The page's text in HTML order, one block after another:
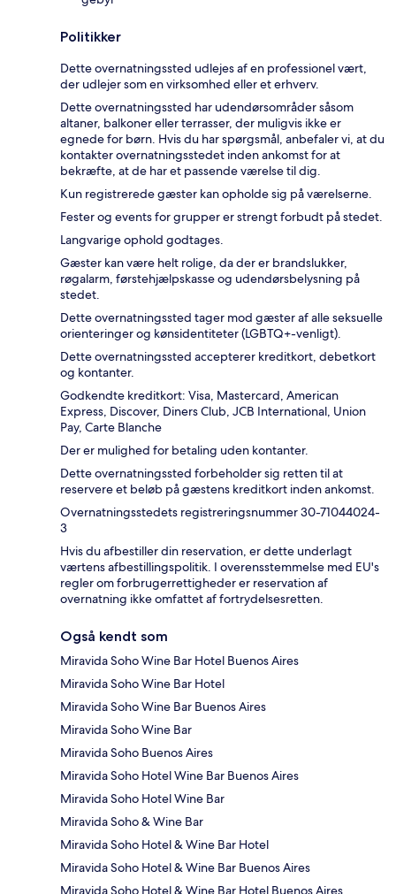
Politikker
Dette overnatningssted udlejes af en professionel vært,
der udlejer som en virksomhed eller et erhverv.
Dette overnatningssted har udendørsområder såsom
altaner, balkoner eller terrasser, der muligvis ikke er
egnede for børn. Hvis du har spørgsmål, anbefaler vi, at du
kontakter overnatningsstedet inden ankomst for at
bekræfte, at de har et passende værelse til dig.
Kun registrerede gæster kan opholde sig på værelserne.
Fester og events for grupper er strengt forbudt på stedet.
Langvarige ophold godtages.
Gæster kan være helt rolige, da der er brandslukker,
røgalarm, førstehjælpskasse og udendørsbelysning på
stedet.
Dette overnatningssted tager mod gæster af alle seksuelle
orienteringer og kønsidentiteter (LGBTQ+-venligt).
Dette overnatningssted accepterer kreditkort, debetkort
og kontanter.
Godkendte kreditkort: Visa, Mastercard, American
Express, Discover, Diners Club, JCB International, Union
Pay, Carte Blanche
Der er mulighed for betaling uden kontanter.
Dette overnatningssted forbeholder sig retten til at
reservere et beløb på gæstens kreditkort inden ankomst.
Overnatningsstedets registreringsnummer 30-71044024-
3
Hvis du afbestiller din reservation, er dette underlagt
værtens afbestillingspolitik. I overensstemmelse med EU's
regler om forbrugerrettigheder er reservation af
overnatning ikke omfattet af fortrydelsesretten.
Også kendt som
Miravida Soho Wine Bar Hotel Buenos Aires
Miravida Soho Wine Bar Hotel
Miravida Soho Wine Bar Buenos Aires
Miravida Soho Wine Bar
Miravida Soho Buenos Aires
Miravida Soho Hotel Wine Bar Buenos Aires
Miravida Soho Hotel Wine Bar
Miravida Soho & Wine Bar
Miravida Soho Hotel & Wine Bar Hotel
Miravida Soho Hotel & Wine Bar Buenos Aires
Miravida Soho Hotel & Wine Bar Hotel Buenos Aires